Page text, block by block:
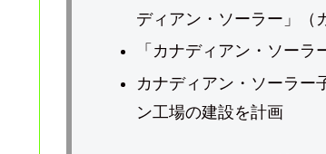
ディアン・ソーラー」（
「カナディアン・ソーラ
カナディアン・ソーラー
ン工場の建設を計画